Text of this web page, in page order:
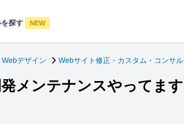
探す NEW
デザイン Webサイト修正・カスタム・コンサル
メンテナンスやってます